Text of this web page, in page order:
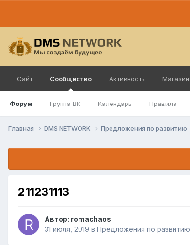
Сайт Сообщество
Форум Группа ВК Календарь Правила
Активность Магазин
Главная DMS NETWORK Предложения по развитию
211231113
Автор: romachaos
31 июля, 2019 в Предложения по развитию